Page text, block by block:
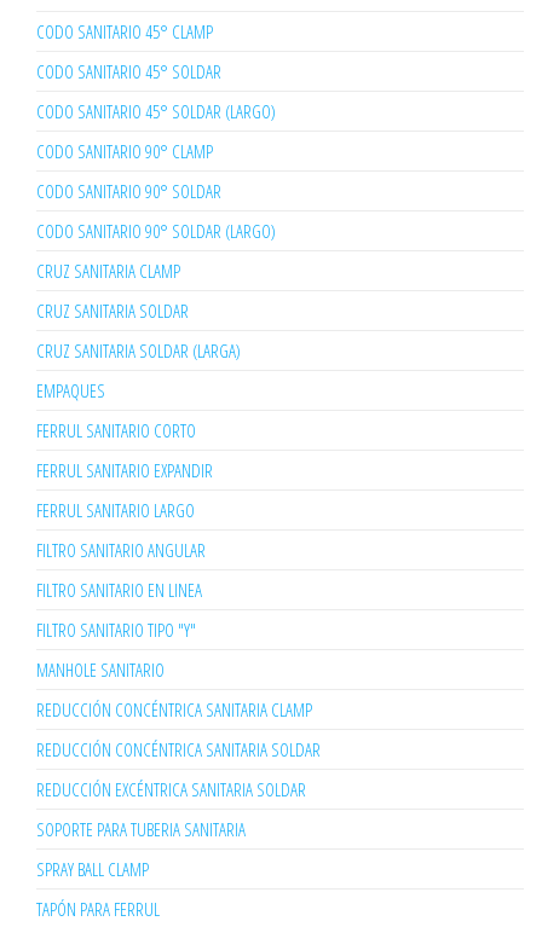
CODO SANITARIO 45° CLAMP
CODO SANITARIO 45° SOLDAR
CODO SANITARIO 45° SOLDAR (LARGO)
CODO SANITARIO 90° CLAMP
CODO SANITARIO 90° SOLDAR
CODO SANITARIO 90° SOLDAR (LARGO)
CRUZ SANITARIA CLAMP
CRUZ SANITARIA SOLDAR
CRUZ SANITARIA SOLDAR (LARGA)
EMPAQUES
FERRUL SANITARIO CORTO
FERRUL SANITARIO EXPANDIR
FERRUL SANITARIO LARGO
FILTRO SANITARIO ANGULAR
FILTRO SANITARIO EN LINEA
FILTRO SANITARIO TIPO "Y"
MANHOLE SANITARIO
REDUCCIÓN CONCÉNTRICA SANITARIA CLAMP
REDUCCIÓN CONCÉNTRICA SANITARIA SOLDAR
REDUCCIÓN EXCÉNTRICA SANITARIA SOLDAR
SOPORTE PARA TUBERIA SANITARIA
SPRAY BALL CLAMP
TAPÓN PARA FERRUL